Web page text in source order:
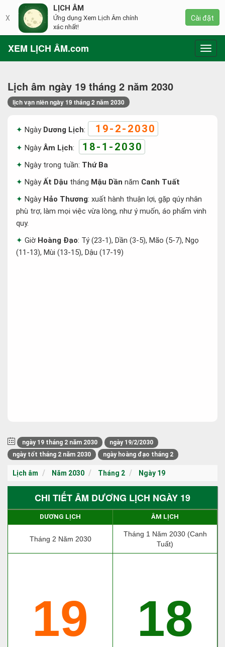
XEM LỊCH ÂM.com
Lịch âm ngày 19 tháng 2 năm 2030
lịch vạn niên ngày 19 tháng 2 năm 2030
Ngày Dương Lịch: 19-2-2030
NgàyÂm Lịch: 18-1-2030
Ngày trong tuần: Thứ Ba
NgàyẤt Dậu tháng Mậu Dần năm Canh Tuất
Ngày Hảo Thương: xuất hành thuận lợi, gặp qúy nhân
phù trợ, làm mọi việc vừa lòng, như ý muốn, áo phẩm vinh
quy.
Giờ Hoàng Đạo: Tý (23-1), Dần (3-5), Mão (5-7), Ngọ
(11-13), Mùi (13-15), Dậu (17-19)
ngày 19 tháng 2 năm 2030
ngày 19/2/2030
ngày tốt tháng 2 năm 2030
ngày hoàng đạo tháng 2
Lịch âm Năm 2030 Tháng 2 Ngày 19
CHI TIẾT ÂM DƯƠNG LỊCH NGÀY 19
DƯƠNG LỊCH ÂM LỊCH
Tháng 2 Năm 2030
Tháng 1 Năm 2030 (Canh
Tuất)
19 18
X
LỊCH ÂM
Ứng dụng Xem Lịch Âm chính
xác nhất!
Cài đặt